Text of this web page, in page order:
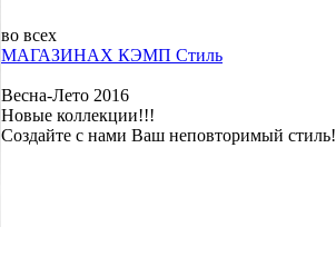
во всех
МАГАЗИНАХ КЭМП Стиль
Весна-Лето 2016
Новые коллекции!!!
Создайте с нами Ваш неповторимый стиль!